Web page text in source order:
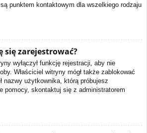
punktem kontaktowym dla wszelkiego rodzaju
się zarejestrować?
wyłączył funkcję rejestracji, aby nie
Właściciel witryny mógł także zablokować
nazwy użytkownika, którą próbujesz
pomocy, skontaktuj się z administratorem